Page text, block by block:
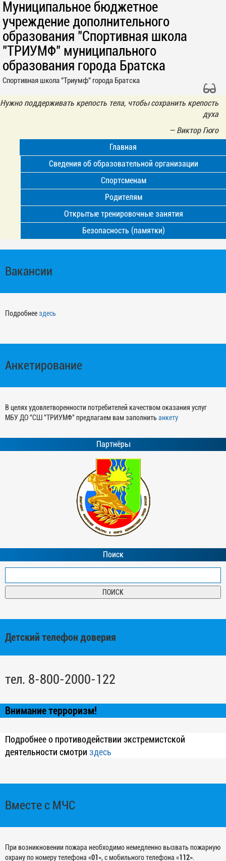
Муниципальное бюджетное
учреждение дополнительного
образования "Спортивная школа
"ТРИУМФ" муниципального
образования города Братска
Спортивная школа "Триумф" города Братска
Нужно поддерживать крепость тела, чтобы сохранить крепость
духа
— Виктор Гюго
Главная
Сведения об образовательной организации
Спортсменам
Родителям
Открытые тренировочные занятия
Безопасность (памятки)
Вакансии
Подробнеездесь
Анкетирование
В целях удовлетворенности потребителей качеством оказания услуг
МБУ ДО "СШ "ТРИУМФ" предлагаем вам заполнитьанкету
Партнёры
Поиск
Детский телефон доверия
тел. 8-800-2000-122
Внимание терроризм!
Подробнее о противодействии экстремистской
деятельности смотри здесь
Вместе с МЧС
При возникновении пожара необходимо немедленно вызвать пожарную
охрану по номеру телефона «01 », с мобильного телефона «112».